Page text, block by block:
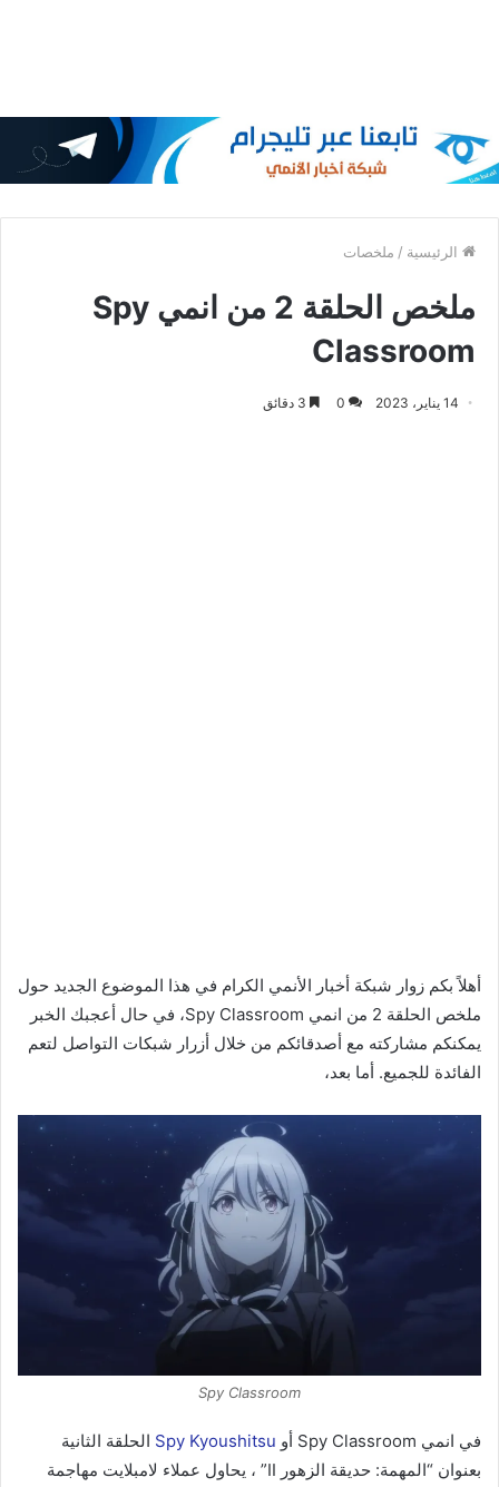
الرئيسية / ملخصات
ملخص الحلقة 2 من انمي Spy
Classroom
14 يناير، 2023 0
أهلاً بكم زوار شبكة أخبار الأنمي الكرام في هذا الموضوع الجديد حول
ملخص الحلقة 2 من انمي Spy Classroom، في حال أعجبك الخبر
يمكنكم مشاركته مع أصدقائكم من خلال أزرار شبكات التواصل لتعم
الفائدة للجميع. أما بعد،
Spy Classroom
في انمي Spy Classroom أو Spy Kyoushitsu الحلقة الثانية
بعنوان “المهمة: حديقة الزهور II” ، يحاول عملاء لامبلايت مهاجمة